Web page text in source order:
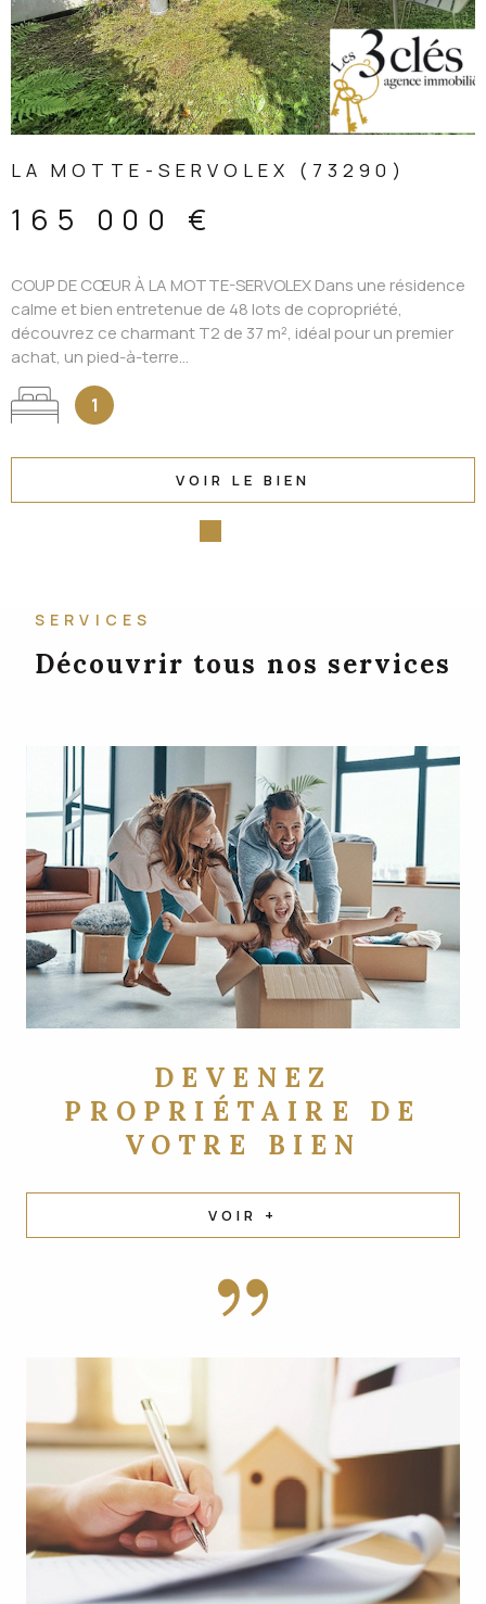
LA MOTTE-SERVOLEX (73290)
165 000 €
COUP DE CŒUR À LA MOTTE-SERVOLEX Dans une résidence
calme et bien entretenue de 48 lots de copropriété,
découvrez ce charmant T2 de 37 m², idéal pour un premier
achat, un pied-à-terre...
1
VOIR LE BIEN
SERVICES
Découvrir tous nos services
DEVENEZ
PROPRIÉTAIRE DE
VOTRE BIEN
VOIR +